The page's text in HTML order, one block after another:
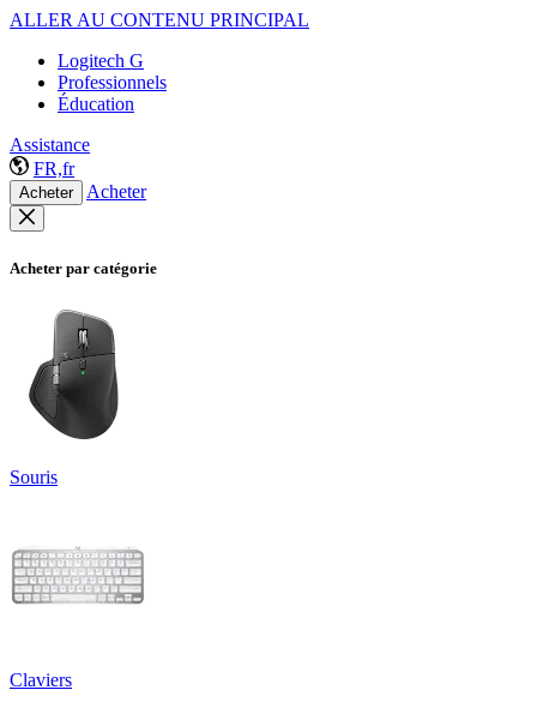
ALLER AU CONTENU PRINCIPAL
Logitech G
Professionnels
Éducation
Assistance
FR,fr
Acheter Acheter
Acheter par catégorie
Souris
Claviers